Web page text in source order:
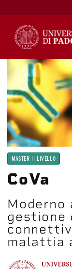
contenuto
MASTER II LIVELLO
CoVa
Moderno
gestione
malattia